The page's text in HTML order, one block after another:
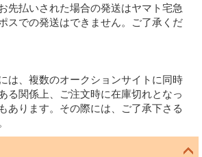
先払いされた場合の発送はヤマト宅急
スでの発送はできません。ご了承くだ
は、複数のオークションサイトに同時
る関係上、ご注文時に在庫切れとなっ
あります。その際には、ご了承下さる